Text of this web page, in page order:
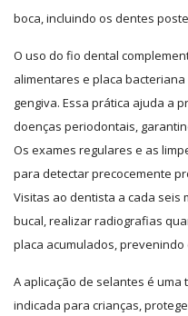
boca, incluindo os dentes
O uso do fio dental
alimentares e placa
gengiva. Essa prática ajuda a
doenças periodontais,
Os exames regulares e as
para detectar precocemente
Visitas ao dentista a cada seis
bucal, realizar radiografias
placa acumulados,
A aplicação de selantes é
indicada para crianças,